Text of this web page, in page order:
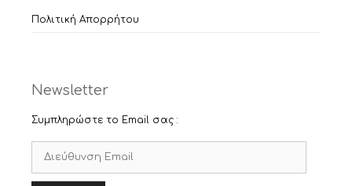
Πολιτική Απορρήτου
Newsletter
Συμπληρώστε το Email σας :